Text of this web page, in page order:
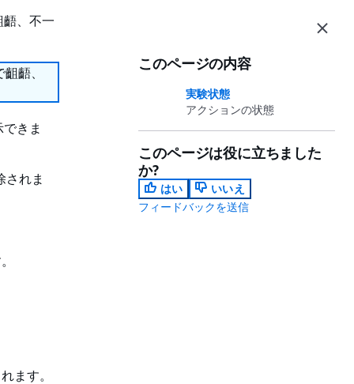
、不一
齬、
きま
されま
ます。
このページの内容
実験状態
アクションの状態
このページは役に立ちました
か?
はい
いいえ
フィードバックを送信